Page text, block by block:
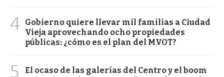
4 Gobierno quiere llevar mil familias a Ciudad
Vieja aprovechando ocho propiedades
públicas: ¿cómo es el plan del MVOT?
5
El ocaso de las galerías del Centro y el boom